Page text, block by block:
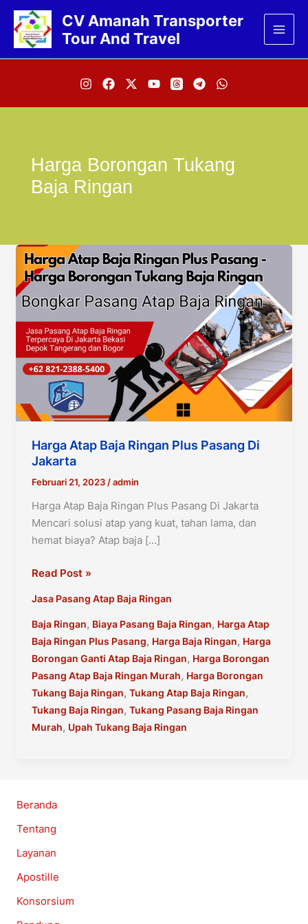
Lewati
konten
CV Amanah Transporter
Tour And Travel
Harga Borongan Tukang
Baja Ringan
Harga Atap Baja Ringan Plus Pasang Di
Jakarta
Februari 21, 2023/admin
Harga Atap Baja Ringan Plus Pasang Di Jakarta
Mencari solusi atap yang kuat, tahan lama, dan
hemat biaya? Atap baja […]
Harga
Baja
Ringan
Plus
Pasang
Di
Jakarta
Read Post »
Jasa Pasang Atap Baja Ringan
Baja Ringan, Biaya Pasang Baja Ringan, Harga Atap
Baja Ringan Plus Pasang, Harga Baja Ringan, Harga
Borongan Ganti Atap Baja Ringan, Harga Borongan
Pasang Atap Baja Ringan Murah, Harga Borongan
Tukang Baja Ringan, Tukang Atap Baja Ringan,
Tukang Baja Ringan, Tukang Pasang Baja Ringan
Murah, Upah Tukang Baja Ringan
Beranda
Tentang
Layanan
Apostille
Konsorsium